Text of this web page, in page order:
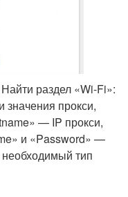
раздел «Wi-Fi»:
значения прокси,
— IP прокси,
и «Password» —
тип